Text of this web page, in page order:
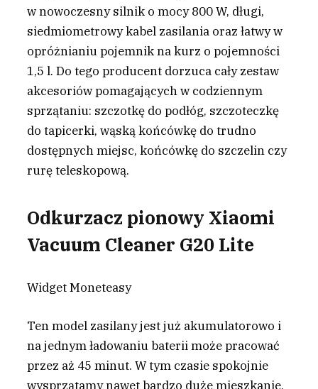
w nowoczesny silnik o mocy 800 W, długi,
siedmiometrowy kabel zasilania oraz łatwy w
opróżnianiu pojemnik na kurz o pojemności
1,5 l. Do tego producent dorzuca cały zestaw
akcesoriów pomagających w codziennym
sprzątaniu: szczotkę do podłóg, szczoteczkę
do tapicerki, wąską końcówkę do trudno
dostępnych miejsc, końcówkę do szczelin czy
rurę teleskopową.
Odkurzacz pionowy Xiaomi
Vacuum Cleaner G20 Lite
Widget Moneteasy
Ten model zasilany jest już akumulatorowo i
na jednym ładowaniu baterii może pracować
przez aż 45 minut. W tym czasie spokojnie
wysprzątamy nawet bardzo duże mieszkanie,